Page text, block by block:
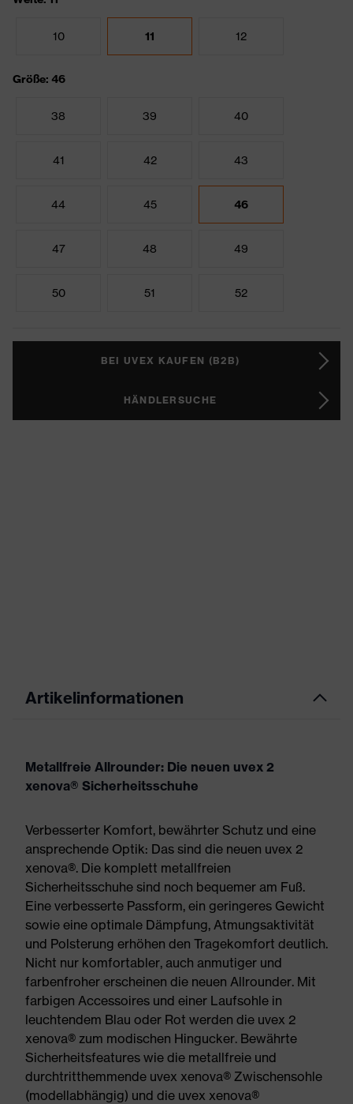
10 11 12
Größe: 46
38 39 40
41 42 43
44 45 46
47 48 49
50 51 52
BEI UVEX KAUFEN (B2B)
HÄNDLERSUCHE
Artikelinformationen
Metallfreie Allrounder: Die neuen uvex 2
xenova® Sicherheitsschuhe
Verbesserter Komfort, bewährter Schutz und eine
ansprechende Optik: Das sind die neuen uvex 2
xenova®. Die komplett metallfreien
Sicherheitsschuhe sind noch bequemer am Fuß.
Eine verbesserte Passform, ein geringeres Gewicht
sowie eine optimale Dämpfung, Atmungsaktivität
und Polsterung erhöhen den Tragekomfort deutlich.
Nicht nur komfortabler, auch anmutiger und
farbenfroher erscheinen die neuen Allrounder. Mit
farbigen Accessoires und einer Laufsohle in
leuchtendem Blau oder Rot werden die uvex 2
xenova® zum modischen Hingucker. Bewährte
Sicherheitsfeatures wie die metallfreie und
durchtritthemmende uvex xenova® Zwischensohle
(modellabhängig) und die uvex xenova®